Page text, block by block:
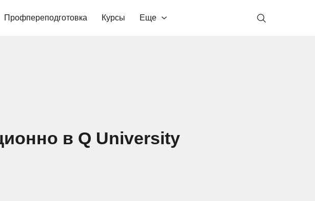
Профпереподготовка Курсы Еще
в Q University